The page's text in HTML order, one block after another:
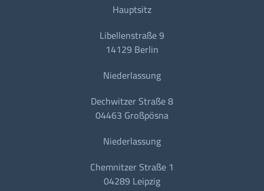
Hauptsitz
Libellenstraße 9
14129 Berlin
Niederlassung
Dechwitzer Straße 8
04463 Großpösna
Niederlassung
Chemnitzer Straße 1
04289 Leipzig